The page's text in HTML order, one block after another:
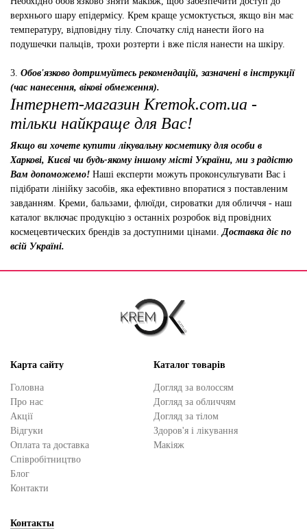
верхнього шару епідермісу. Крем краще усмоктується, якщо він має
температуру, відповідну тілу. Спочатку слід нанести його на
подушечки пальців, трохи розтерти і вже після нанести на шкіру.
3. Обов'язково дотримуйтесь рекомендацій, зазначені в інструкції
(час нанесення, вікові обмеження).
Інтернет-магазин Kremok.com.ua -
тільки найкраще для Вас!
Якщо ви хочете купити лікувальну косметику для особи в
Харкові, Києві чи будь-якому іншому місті України, ми з радістю
Вам допоможемо! Наші експерти можуть проконсультувати Вас і
підібрати лінійку засобів, яка ефективно впоратися з поставленим
завданням. Креми, бальзами, флюїди, сироватки для обличчя - наш
каталог включає продукцію з останніх розробок від провідних
космецевтических брендів за доступними цінами.
Доставка діє по
всій Україні.
Карта сайту
Головна
Про нас
Акції
Відгуки
Оплата та доставка
Cпівробітництво
Блог
Контакти
Каталог товарів
Догляд за волоссям
Догляд за обличчям
Догляд за тілом
Здоров'я і лікування
Макіяж
Контакты